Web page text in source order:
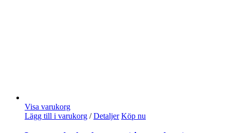
Visa varukorg
Lägg till i varukorg / Detaljer Köp nu